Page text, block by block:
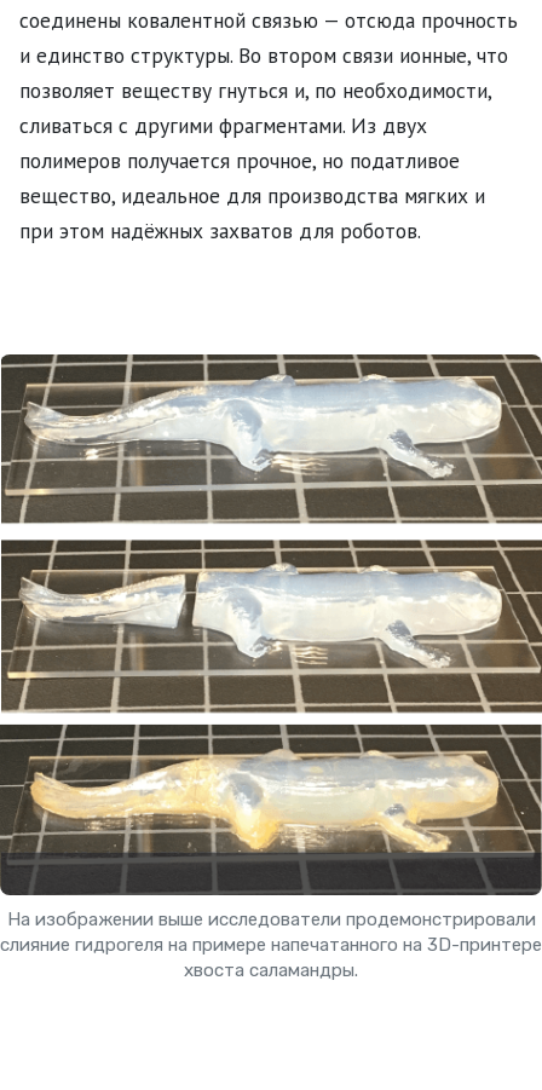
соединены ковалентной связью — отсюда прочность
и единство структуры. Во втором связи ионные, что
позволяет веществу гнуться и, по необходимости,
сливаться с другими фрагментами. Из двух
полимеров получается прочное, но податливое
вещество, идеальное для производства мягких и
при этом надёжных захватов для роботов.
На изображении выше исследователи продемонстрировали
слияние гидрогеля на примере напечатанного на 3D-принтере
хвоста саламандры.